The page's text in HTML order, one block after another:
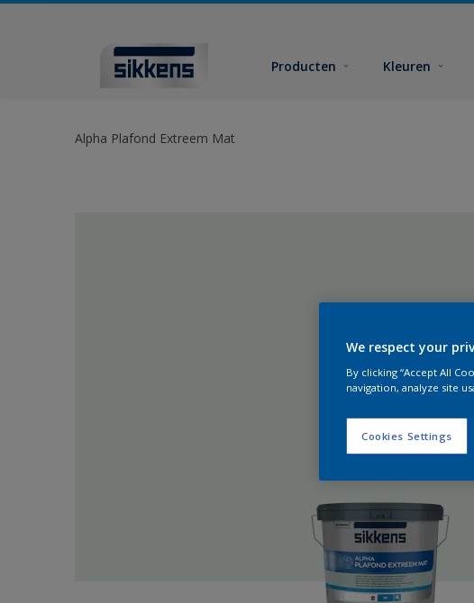
Producten Kleuren
Alpha Plafond Extreem Mat
We respect your
By clicking “Accept All
navigation, analyze site
Cookies Settings